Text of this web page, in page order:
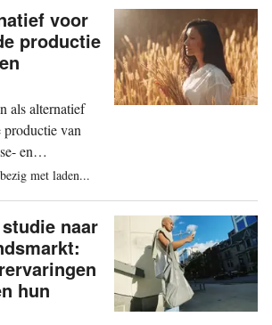
een
van 9 juni
merk van de
augustus.
voor
productie
als alternatief
van
en
industrie?
‘From Wheat
a new
de resultaten
bezig met laden...
naar
hun